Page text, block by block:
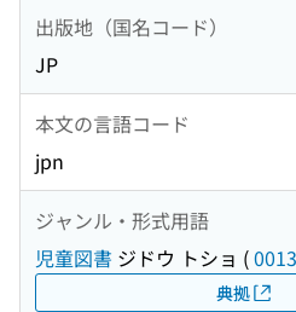
出版地（国名コード）
JP
本文の言語コード
jpn
ジャンル・形式用語
児童図書 ジドウ トショ (
典拠